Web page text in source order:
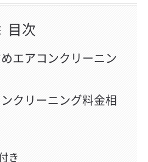
目次
エアコンクリーニン
クリーニング料金相
き